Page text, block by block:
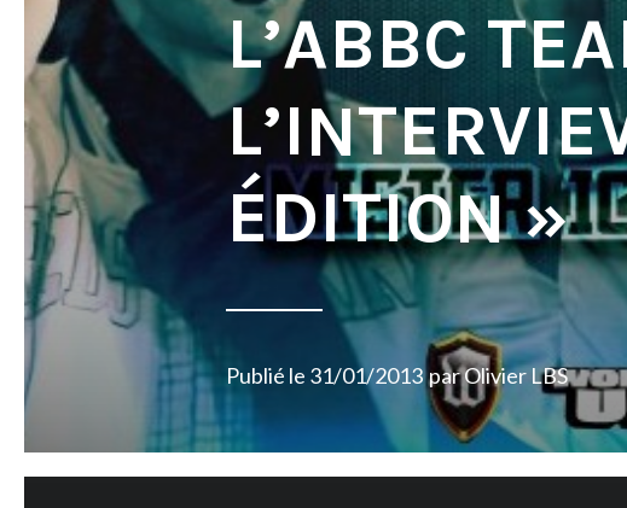
L’ABBC
ÉDITION »
Publié le 31/01/2013 parOlivier LBS